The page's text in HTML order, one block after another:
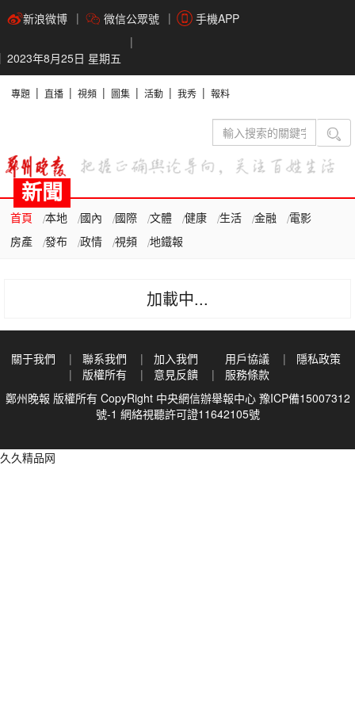
新浪微博 微信公眾號 手機APP
2023年8月25日 星期五
專題 直播 視頻 圖集 活動 我秀 報料
新聞
首頁 本地 國內 國際 文體 健康 生活 金融
電影
房產
發布 政情 視頻 地鐵報
加載中...
關于我們 聯系我們 加入我們 用戶協議
隱私政策
版權所有
意見反饋
服務條款
鄭州晚報 版權所有 CopyRight 中央網信辦舉報中心 豫ICP備15007312
號-1 網絡視聽許可證11642105號
久久精品网